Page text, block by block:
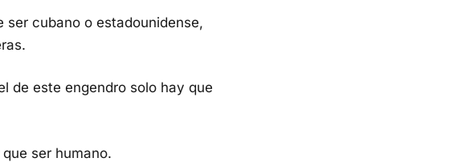
ser cubano o estadounidense,
de este engendro solo hay que
ser humano.